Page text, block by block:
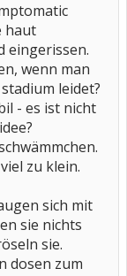
haut
eingerissen.
wenn man
leidet?
- es ist nicht
zu klein.
sich mit
sie nichts
sie.
dosen zum